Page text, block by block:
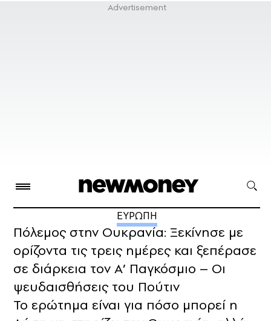
ΕΥΡΩΠΗ
Πόλεμος στην Ουκρανία: Ξεκίνησε με
ορίζοντα τις τρεις ημέρες και ξεπέρασε
σε διάρκεια τον Α’ Παγκόσμιο – Οι
ψευδαισθήσεις του Πούτιν
Το ερώτημα είναι για πόσο μπορεί η